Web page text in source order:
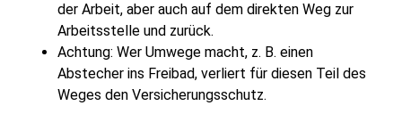
der Arbeit, aber auch auf dem direkten Weg zur
Arbeitsstelle und zurück.
Achtung: Wer Umwege macht, z. B. einen
Abstecher ins Freibad, verliert für diesen Teil des
Weges den Versicherungsschutz.